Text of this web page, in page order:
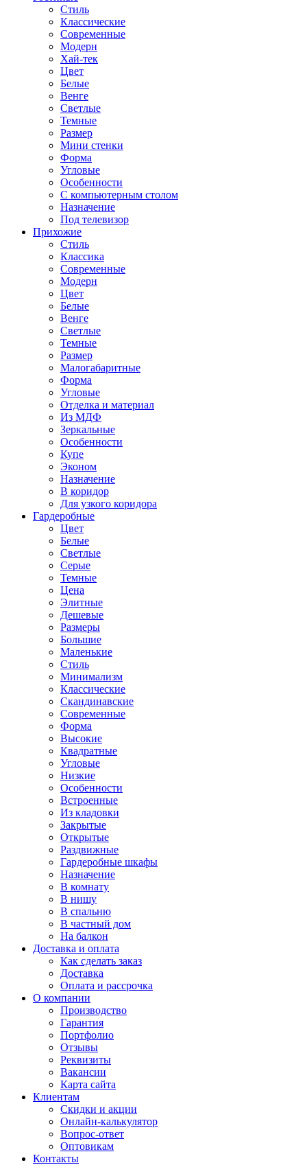
Стиль
Классические
Современные
Модерн
Хай-тек
Цвет
Белые
Венге
Светлые
Темные
Размер
Мини стенки
Форма
Угловые
Особенности
С компьютерным столом
Назначение
Под телевизор
Прихожие
Стиль
Классика
Современные
Модерн
Цвет
Белые
Венге
Светлые
Темные
Размер
Малогабаритные
Форма
Угловые
Отделка и материал
Из МДФ
Зеркальные
Особенности
Купе
Эконом
Назначение
В коридор
Для узкого коридора
Гардеробные
Цвет
Белые
Светлые
Серые
Темные
Цена
Элитные
Дешевые
Размеры
Большие
Маленькие
Стиль
Минимализм
Классические
Скандинавские
Современные
Форма
Высокие
Квадратные
Угловые
Низкие
Особенности
Встроенные
Из кладовки
Закрытые
Открытые
Раздвижные
Гардеробные шкафы
Назначение
В комнату
В нишу
В спальню
В частный дом
На балкон
Доставка и оплата
Как сделать заказ
Доставка
Оплата и рассрочка
О компании
Производство
Гарантия
Портфолио
Отзывы
Реквизиты
Вакансии
Карта сайта
Клиентам
Скидки и акции
Онлайн-калькулятор
Вопрос-ответ
Оптовикам
Контакты